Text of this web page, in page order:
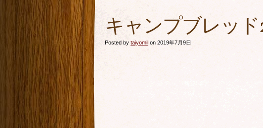
キャンプブレッド
Posted by taiyomil on 2019年7月9日